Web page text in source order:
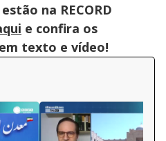
na RECORD
e confira os
texto e vídeo!